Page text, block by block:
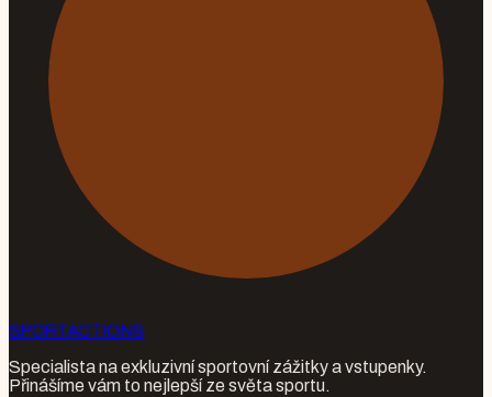
SPORTACTIONS
Specialista na exkluzivní sportovní zážitky a vstupenky.
Přinášíme vám to nejlepší ze světa sportu.